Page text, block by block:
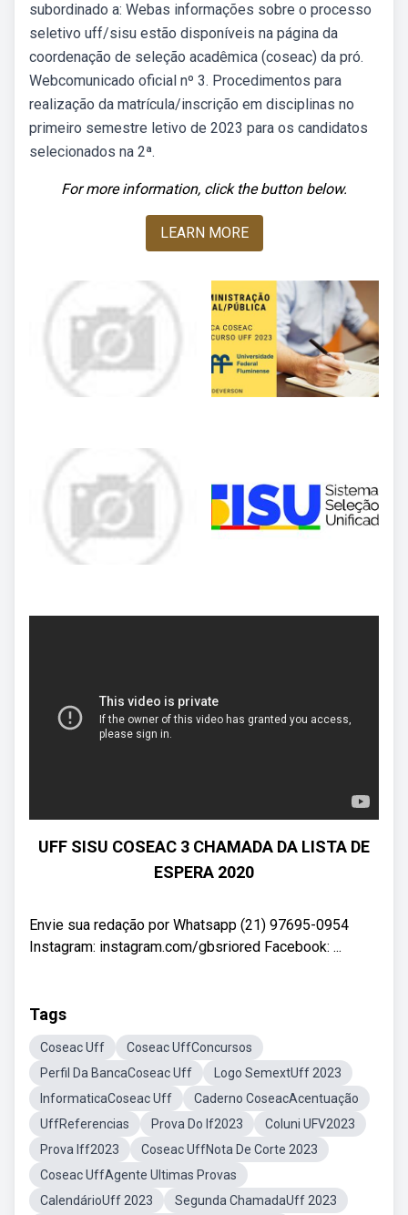
subordinado a: Webas informações sobre o processo
seletivo uff/sisu estão disponíveis na página da
coordenação de seleção acadêmica (coseac) da pró.
Webcomunicado oficial nº 3. Procedimentos para
realização da matrícula/inscrição em disciplinas no
primeiro semestre letivo de 2023 para os candidatos
selecionados na 2ª.
For more information, click the button below.
LEARN MORE
UFF SISU COSEAC 3 CHAMADA DA LISTA DE
ESPERA 2020
Envie sua redação por Whatsapp (21) 97695-0954
Instagram: instagram.com/gbsriored Facebook: ...
Tags
Coseac Uff
Coseac UffConcursos
Perfil Da BancaCoseac Uff
Logo SemextUff 2023
InformaticaCoseac Uff
Caderno CoseacAcentuação
UffReferencias
Prova Do If2023
Coluni UFV2023
Prova Iff2023
Coseac UffNota De Corte 2023
Coseac UffAgente Ultimas Provas
CalendárioUff 2023
Segunda ChamadaUff 2023